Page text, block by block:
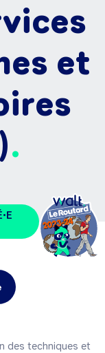
et
des techniques et